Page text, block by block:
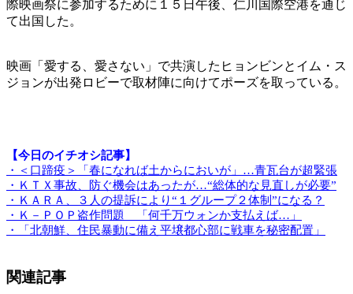
際映画祭に参加するために１５日午後、仁川国際空港を通じ
て出国した。
映画「愛する、愛さない」で共演したヒョンビンとイム・ス
ジョンが出発ロビーで取材陣に向けてポーズを取っている。
【今日のイチオシ記事】
・＜口蹄疫＞「春になれば土からにおいが」…青瓦台が超緊張
・ＫＴＸ事故、防ぐ機会はあったが…“総体的な見直しが必要”
・ＫＡＲＡ、３人の提訴により“１グループ２体制”になる？
・Ｋ－ＰＯＰ盗作問題 「何千万ウォンか支払えば…」
・「北朝鮮、住民暴動に備え平壌都心部に戦車を秘密配置」
関連記事